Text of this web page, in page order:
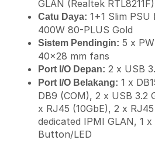
GLAN (Realtek RTL8211F)
Catu Daya: 1+1 Slim PSU
400W 80-PLUS Gold
Sistem Pendingin: 5 x
40×28 mm fans
Port I/O Depan: 2 x USB
Port I/O Belakang: 1 x
DB9 (COM), 2 x USB 3.2
x RJ45 (10GbE), 2 x RJ45
dedicated IPMI GLAN, 1 x
Button/LED